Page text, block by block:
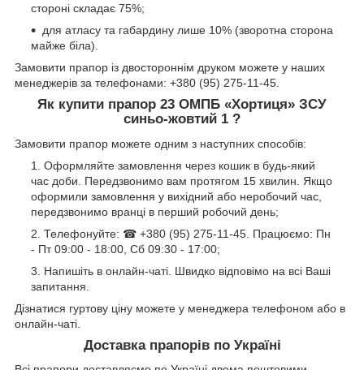
стороні складає 75%;
для атласу та габардину лише 10% (зворотна сторона
майже біла).
Замовити прапор із двостороннім друком можете у наших
менеджерів за телефонами: +380 (95) 275-11-45.
Як купити прапор 23 ОМПБ «Хортиця» ЗСУ
синьо-жовтий 1 ?
Замовити прапор можете одним з наступних способів:
Оформляйте замовлення через кошик в будь-який
час доби. Передзвонимо вам протягом 15 хвилин. Якщо
оформили замовлення у вихідний або неробочий час,
передзвонимо вранці в перший робочий день;
Телефонуйте: ☎ +380 (95) 275-11-45. Працюємо: Пн
- Пт 09:00 - 18:00, Сб 09:30 - 17:00;
Напишіть в онлайн-чаті. Швидко відповімо на всі Ваші
запитання.
Дізнатися гуртову ціну можете у менеджера телефоном або в
онлайн-чаті.
Доставка прапорів по Україні